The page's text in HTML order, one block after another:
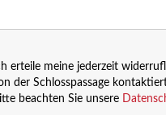
erteile meine jederzeit
der Schlosspassage
beachten Sie unsere